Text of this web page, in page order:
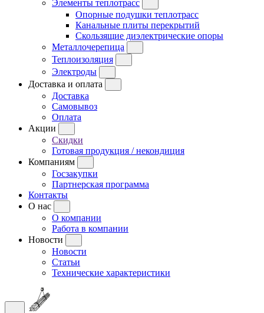
Элементы теплотрасс
Опорные подушки теплотрасс
Канальные плиты перекрытий
Скользящие диэлектрические опоры
Металлочерепица
Теплоизоляция
Электроды
Доставка и оплата
Доставка
Самовывоз
Оплата
Акции
Скидки
Готовая продукция / некондиция
Компаниям
Госзакупки
Партнерская программа
Контакты
О нас
О компании
Работа в компании
Новости
Новости
Статьи
Технические характеристики